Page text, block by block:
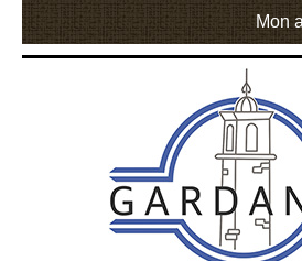
Mon
Annuaire
Actualités